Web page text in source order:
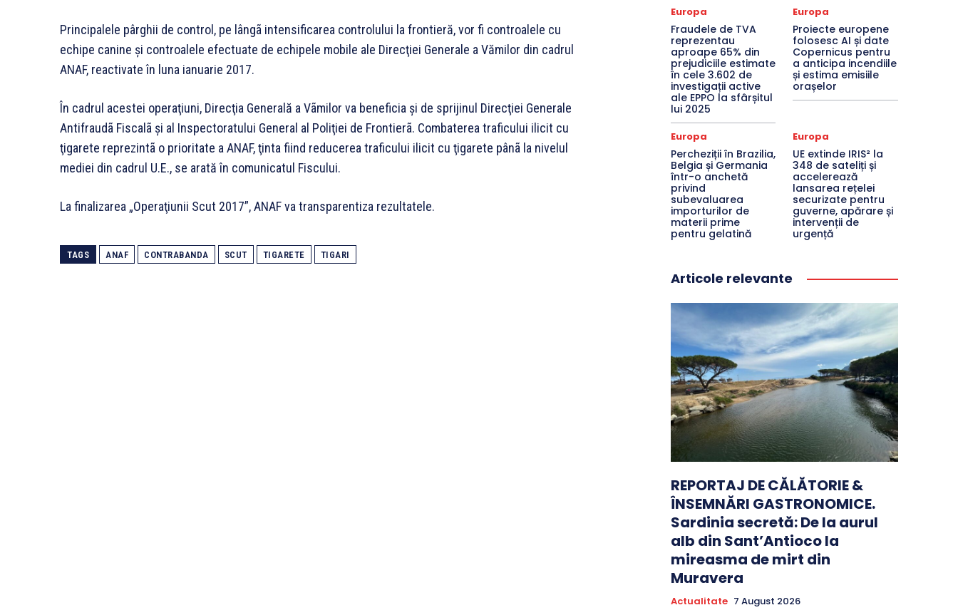
Principalele pârghii de control, pe lângã intensificarea controlului la frontieră, vor fi controalele cu
echipe canine şi controalele efectuate de echipele mobile ale Direcţiei Generale a Vămilor din cadrul
ANAF, reactivate în luna ianuarie 2017.
În cadrul acestei operaţiuni, Direcţia Generală a Vãmilor va beneficia şi de sprijinul Direcţiei Generale
Antifraudã Fiscalã şi al Inspectoratului General al Poliţiei de Frontierã. Combaterea traficului ilicit cu
ţigarete reprezintã o prioritate a ANAF, ţinta fiind reducerea traficului ilicit cu ţigarete pânã la nivelul
mediei din cadrul U.E., se arată în comunicatul Fiscului.
La finalizarea „Operaţiunii Scut 2017”, ANAF va transparentiza rezultatele.
TAGS ANAF CONTRABANDA SCUT TIGARETE TIGARI
Europa
Fraudele de TVA
reprezentau
aproape 65% din
prejudiciile estimate
în cele 3.602 de
investigații active
ale EPPO la sfârșitul
lui 2025
Europa
Proiecte europene
folosesc AI și date
Copernicus pentru
a anticipa incendiile
și estima emisiile
orașelor
Europa
Percheziții în Brazilia,
Belgia și Germania
într-o anchetă
privind
subevaluarea
importurilor de
materii prime
pentru gelatină
Europa
UE extinde IRIS² la
348 de sateliți și
accelerează
lansarea rețelei
securizate pentru
guverne, apărare și
intervenții de
urgență
Articole relevante
REPORTAJ DE CĂLĂTORIE &
ÎNSEMNĂRI GASTRONOMICE.
Sardinia secretă: De la aurul
alb din Sant’Antioco la
mireasma de mirt din
Muravera
Actualitate 7 August 2026